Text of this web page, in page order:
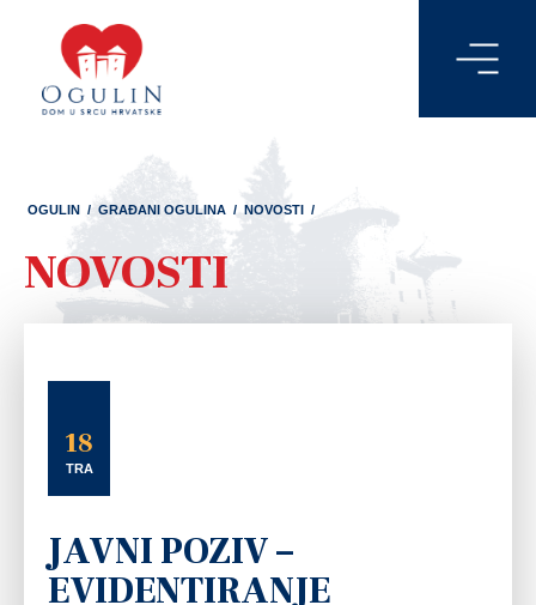
OGULIN / GRAĐANI OGULINA / NOVOSTI /
NOVOSTI
18
TRA
JAVNI POZIV –
EVIDENTIRANJE